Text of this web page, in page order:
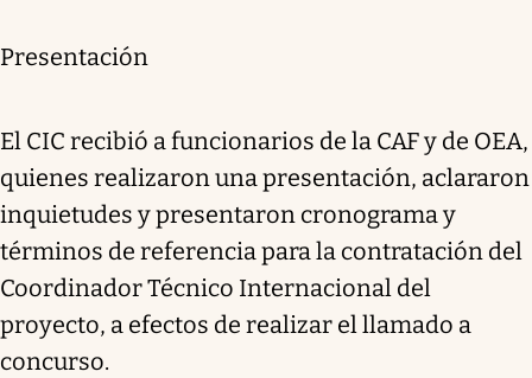
Presentación
El CIC recibió a funcionarios de la CAF y de OEA,
quienes realizaron una presentación, aclararon
inquietudes y presentaron cronograma y
términos de referencia para la contratación del
Coordinador Técnico Internacional del
proyecto, a efectos de realizar el llamado a
concurso.